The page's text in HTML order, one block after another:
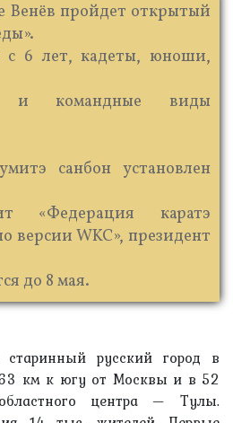
Венёв пройдет открытый
с 6 лет, кадеты, юноши,
и командные виды
санбон установлен
«Федерация каратэ
версии WKC», президент
до 8 мая.
русский город в
км к югу от Москвы и в 52
центра — Тулы.